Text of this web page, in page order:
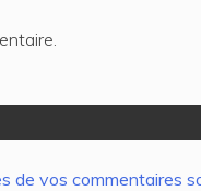
de vos commentaires